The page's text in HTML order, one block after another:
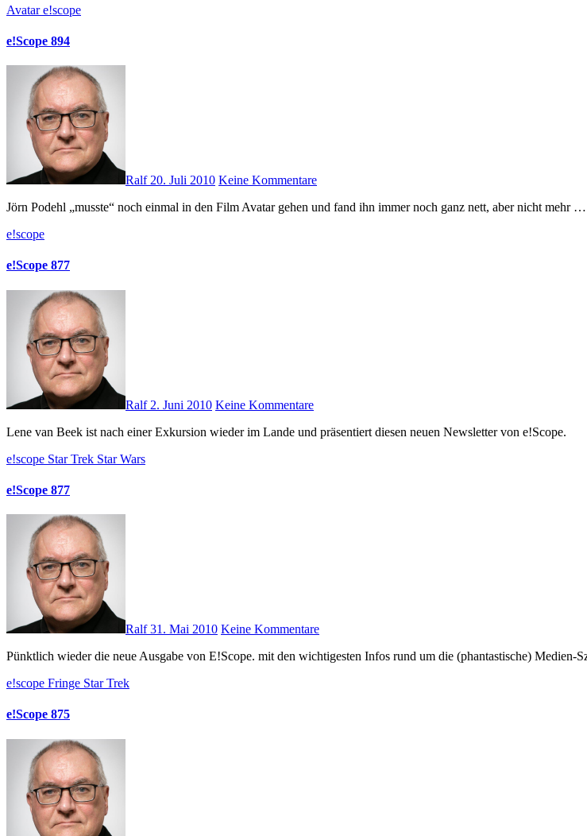
Avatare!scope
e!Scope 894
Ralf 20. Juli 2010 Keine Kommentare
Jörn Podehl „musste“ noch einmal in den Film Avatar gehen und fand ihn immer noch ganz nett, aber nicht mehr
e!scope
e!Scope 877
Ralf 2. Juni 2010 Keine Kommentare
Lene van Beek ist nach einer Exkursion wieder im Lande und präsentiert diesen neuen Newsletter von e!Scope.
e!scope Star Trek Star Wars
e!Scope 877
Ralf31. Mai 2010 Keine Kommentare
Pünktlich wieder die neue Ausgabe von E!Scope. mit den wichtigesten Infos rund um die (phantastische) Medien-
e!scope Fringe Star Trek
e!Scope 875